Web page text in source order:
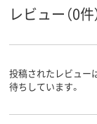
アスクル
レビュー（0件
投稿されたレビュー
待ちしています。